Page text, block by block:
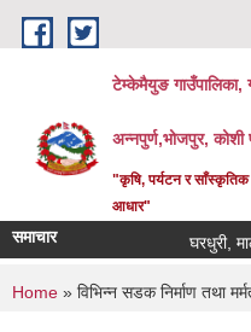
Skip to main content
टेम्केमैयुङ गाउँपालिका,
अन्नपुर्ण,भोजपुर,
"कृषि, पर्यटन र साँस्कृतिक
आधार"
समाचार घरधुरी,
You are here
Home » विभिन्न सडक निर्माण तथा